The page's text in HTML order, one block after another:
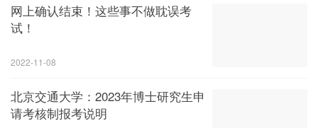
网上确认结束！这些事不做耽误考
试！
2022-11-08
北京交通大学：2023年博士研究生申
请考核制报考说明